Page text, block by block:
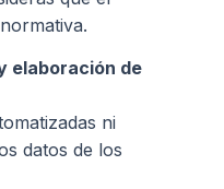
elaboración de
ni
datos de los